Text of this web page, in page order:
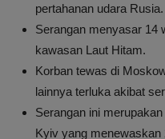
pertahanan udara Rusia.
Serangan menyasar 14
kawasan Laut Hitam.
Korban tewas di
lainnya terluka akibat
Serangan ini
Kyiv yang menewaskan